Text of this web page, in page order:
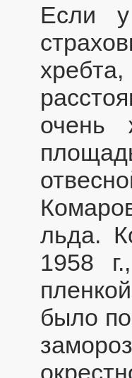
Если
очень
льда.
1958
было